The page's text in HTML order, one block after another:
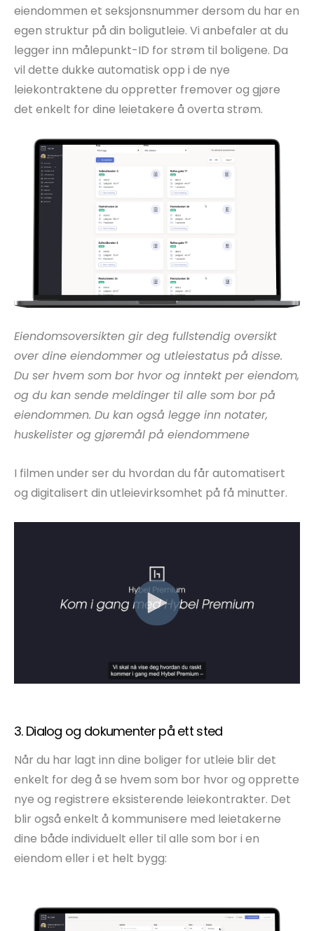
eiendommen et seksjonsnummer dersom du har en
egen struktur på din boligutleie. Vi anbefaler at du
legger inn målepunkt-ID for strøm til boligene. Da
vil dette dukke automatisk opp i de nye
leiekontraktene du oppretter fremover og gjøre
det enkelt for dine leietakere å overta strøm.
Eiendomsoversikten gir deg fullstendig oversikt
over dine eiendommer og utleiestatus på disse.
Du ser hvem som bor hvor og inntekt per eiendom,
og du kan sende meldinger til alle som bor på
eiendommen. Du kan også legge inn notater,
huskelister og gjøremål på eiendommene
I filmen under ser du hvordan du får automatisert
og digitalisert din utleievirksomhet på få minutter.
3. Dialog og dokumenter på ett sted
Når du har lagt inn dine boliger for utleie blir det
enkelt for deg å se hvem som bor hvor og opprette
nye og registrere eksisterende leiekontrakter. Det
blir også enkelt å kommunisere med leietakerne
dine både individuelt eller til alle som bor i en
eiendom eller i et helt bygg: